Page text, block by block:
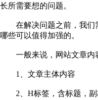
长所需要想的问题。
在解决问题之前，我们
哪些可以值得加强的。
一般来说，网站文章内
1、文章主体内容
2、H标签，含标题，副